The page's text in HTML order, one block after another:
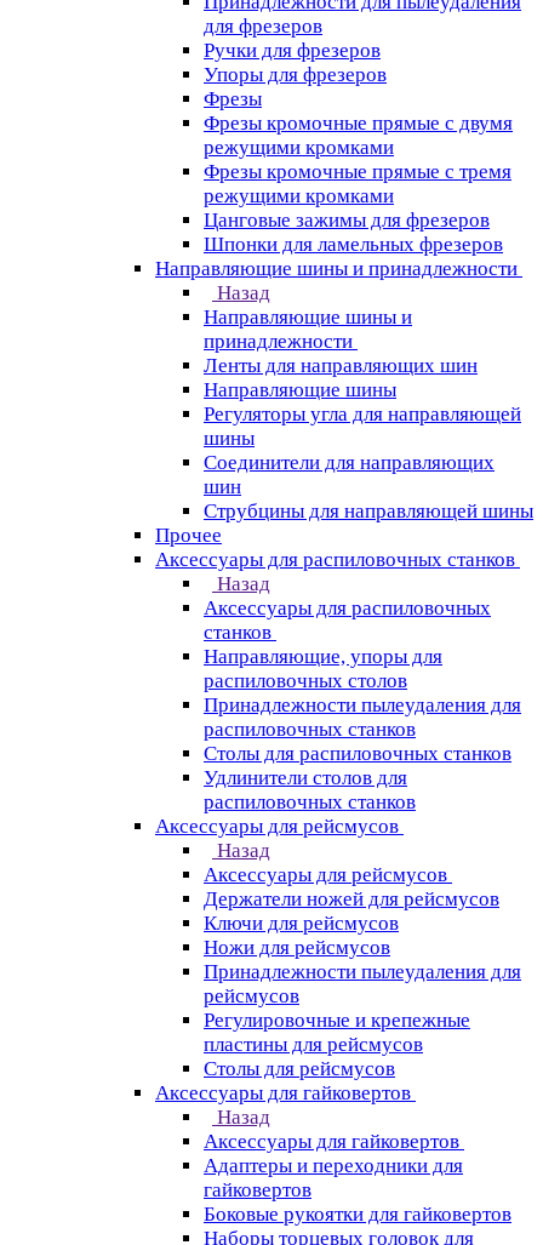
для фрезеров
Ручки для фрезеров
Упоры для фрезеров
Фрезы
Фрезы кромочные прямые с двумя
режущими кромками
Фрезы кромочные прямые с тремя
режущими кромками
Цанговые зажимы для фрезеров
Шпонки для ламельных фрезеров
Направляющие шины и принадлежности
Назад
Направляющие шины и
принадлежности
Ленты для направляющих шин
Направляющие шины
Регуляторы угла для направляющей
шины
Соединители для направляющих
шин
Струбцины для направляющей шины
Прочее
Аксессуары для распиловочных станков
Назад
Аксессуары для распиловочных
станков
Направляющие, упоры для
распиловочных столов
Принадлежности пылеудаления для
распиловочных станков
Столы для распиловочных станков
Удлинители столов для
распиловочных станков
Аксессуары для рейсмусов
Назад
Аксессуары для рейсмусов
Держатели ножей для рейсмусов
Ключи для рейсмусов
Ножи для рейсмусов
Принадлежности пылеудаления для
рейсмусов
Регулировочные и крепежные
пластины для рейсмусов
Столы для рейсмусов
Аксессуары для гайковертов
Назад
Аксессуары для гайковертов
Адаптеры и переходники для
гайковертов
Боковые рукоятки для гайковертов
Наборы торцевых головок для